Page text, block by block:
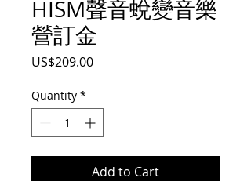
HISM聲音蛻變音樂
營訂金
US$209.00Price
Quantity *
Add to Cart